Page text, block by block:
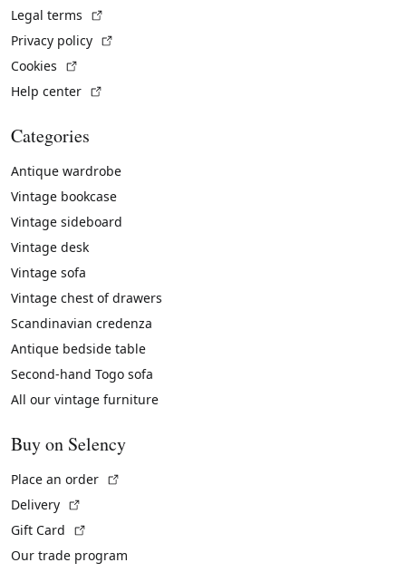
Legal terms
Privacy policy
Cookies
Help center
Categories
Antique wardrobe
Vintage bookcase
Vintage sideboard
Vintage desk
Vintage sofa
Vintage chest of drawers
Scandinavian credenza
Antique bedside table
Second-hand Togo sofa
All our vintage furniture
Buy on Selency
Place an order
Delivery
Gift Card
Our trade program